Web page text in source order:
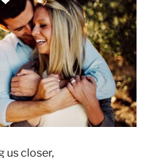
us closer,